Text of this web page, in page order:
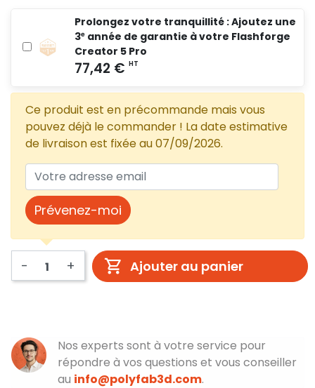
690,83 €
Prolongez votre tranquillité : Ajoutez une
3ᵉ année de garantie à votre Flashforge
Creator 5 Pro
Ce produit est en précommande mais vous
pouvez déjà le commander ! La date estimative
de livraison est fixée au 07/09/2026.
Prévenez-moi
- + Ajouter au panier
Nos experts sont à votre service pour
répondre à vos questions et vous conseiller
au info@polyfab3d.com.